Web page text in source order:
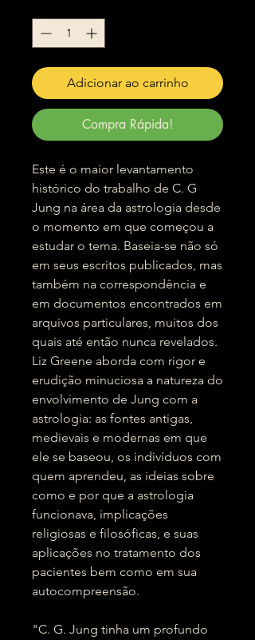
Adicionar ao carrinho
Compra Rápida!
Este é o maior levantamento
histórico do trabalho de C. G
Jung na área da astrologia desde
o momento em que começou a
estudar o tema. Baseia-se não só
em seus escritos publicados, mas
também na correspondência e
em documentos encontrados em
arquivos particulares, muitos dos
quais até então nunca revelados.
Liz Greene aborda com rigor e
erudição minuciosa a natureza do
envolvimento de Jung com a
astrologia: as fontes antigas,
medievais e modernas em que
ele se baseou, os indivíduos com
quem aprendeu, as ideias sobre
como e por que a astrologia
funcionava, implicações
religiosas e filosóficas, e suas
aplicações no tratamento dos
pacientes bem como em sua
autocompreensão.
"C. G. Jung tinha um profundo